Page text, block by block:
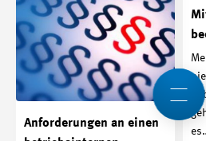
Anforderungen an einen